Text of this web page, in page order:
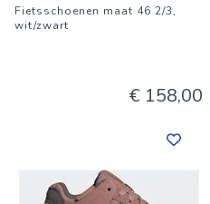
Fietsschoenen maat 46 2/3,
wit/zwart
€ 158,00